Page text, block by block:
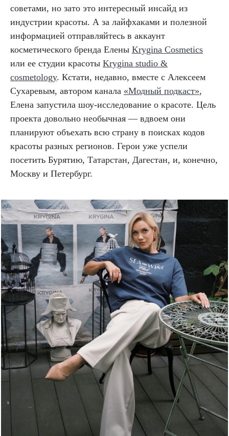
советами, но зато это интересный инсайд из
индустрии красоты. А за лайфхаками и полезной
информацией отправляйтесь в аккаунт
косметического бренда Елены Krygina Cosmetics
или ее студии красоты Krygina studio &
cosmetology. Кстати, недавно, вместе с Алексеем
Сухаревым, автором канала «Модный подкаст»,
Елена запустила шоу-исследование о красоте. Цель
проекта довольно необычная — вдвоем они
планируют объехать всю страну в поисках кодов
красоты разных регионов. Герои уже успели
посетить Бурятию, Татарстан, Дагестан, и, конечно,
Москву и Петербург.